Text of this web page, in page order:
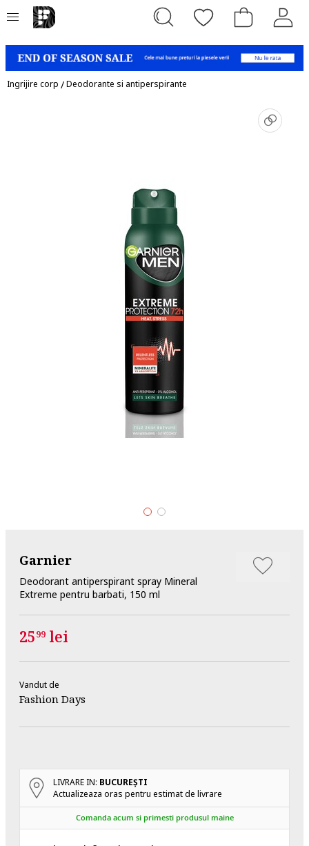
Ingrijire corp /Deodorante si antiperspirante
Garnier
Deodorant antiperspirant spray Mineral
Extreme pentru barbati, 150 ml
2599 lei
Vandut de
Fashion Days
LIVRARE IN: BUCUREŞTI
Actualizeaza oras pentru estimat de livrare
Comanda acum si primesti produsul maine